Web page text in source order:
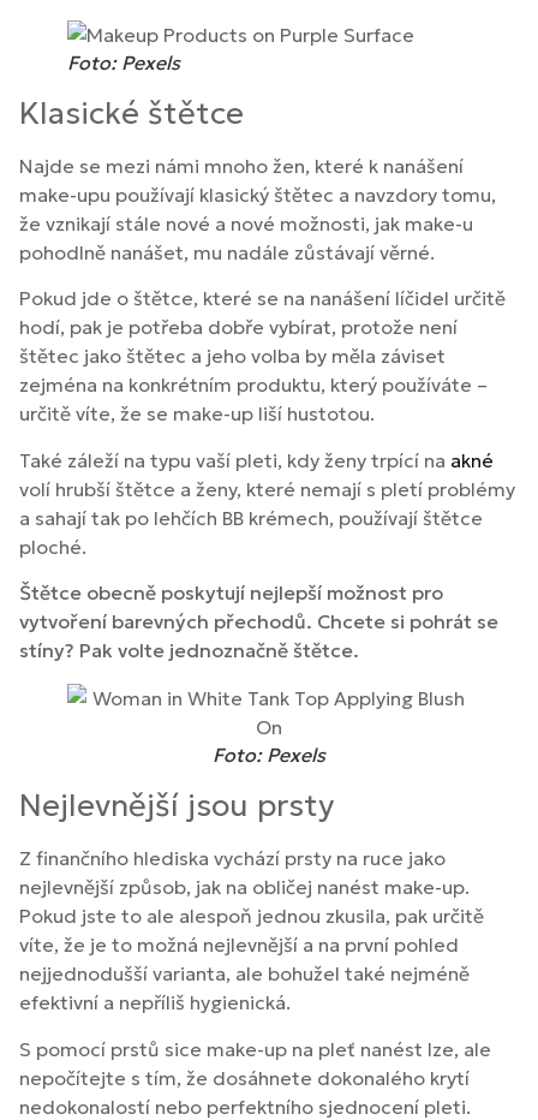
Foto: Pexels
Klasické štětce
Najde se mezi námi mnoho žen, které k nanášení
make-upu používají klasický štětec a navzdory tomu,
že vznikají stále nové a nové možnosti, jak make-u
pohodlně nanášet, mu nadále zůstávají věrné.
Pokud jde o štětce, které se na nanášení líčidel určitě
hodí, pak je potřeba dobře vybírat, protože není
štětec jako štětec a jeho volba by měla záviset
zejména na konkrétním produktu, který používáte –
určitě víte, že se make-up liší hustotou.
Také záleží na typu vaší pleti, kdy ženy trpící na akné
volí hrubší štětce a ženy, které nemají s pletí problémy
a sahají tak po lehčích BB krémech, používají štětce
ploché.
Štětce obecně poskytují nejlepší možnost pro
vytvoření barevných přechodů. Chcete si pohrát se
stíny? Pak volte jednoznačně štětce.
Foto: Pexels
Nejlevnější jsou prsty
Z finančního hlediska vychází prsty na ruce jako
nejlevnější způsob, jak na obličej nanést make-up.
Pokud jste to ale alespoň jednou zkusila, pak určitě
víte, že je to možná nejlevnější a na první pohled
nejjednodušší varianta, ale bohužel také nejméně
efektivní a nepříliš hygienická.
S pomocí prstů sice make-up na pleť nanést lze, ale
nepočítejte s tím, že dosáhnete dokonalého krytí
nedokonalostí nebo perfektního sjednocení pleti.